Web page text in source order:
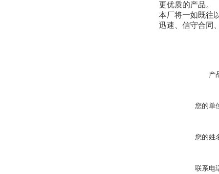
更优质的产品。
本厂将一如既往
迅速、信守合同
产
您的单
您的姓
联系电